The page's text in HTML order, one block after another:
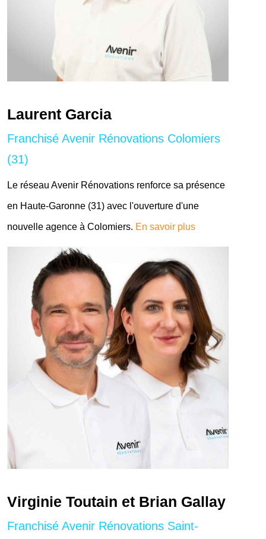
Laurent Garcia
Franchisé Avenir Rénovations Colomiers
(31)
Le réseau Avenir Rénovations renforce sa présence
en Haute-Garonne (31) avec l'ouverture d'une
nouvelle agence à Colomiers. En savoir plus
Virginie Toutain et Brian Gallay
Franchisé Avenir Rénovations Saint-